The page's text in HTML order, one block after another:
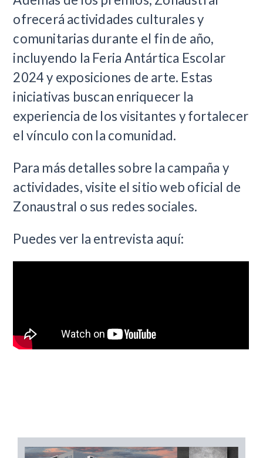
ofrecerá actividades culturales y
comunitarias durante el fin de año,
incluyendo la Feria Antártica Escolar
2024 y exposiciones de arte. Estas
iniciativas buscan enriquecer la
experiencia de los visitantes y fortalecer
el vínculo con la comunidad.
Para más detalles sobre la campaña y
actividades, visite el sitio web oficial de
Zonaustral o sus redes sociales.
Puedes ver la entrevista aquí: